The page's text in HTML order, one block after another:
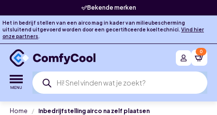
Bekende merken
Het in bedrijf stellen van een airco mag in kader van milieubescherming
uitsluitend uitgevoerd worden door een gecertificeerde koeltechnici. Vind hier
onze partners.
Producten
zoeken
0
Home Inbedrijfstelling airco na zelf plaatsen